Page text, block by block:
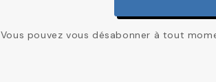
Vous pouvez vous désabonner à tout